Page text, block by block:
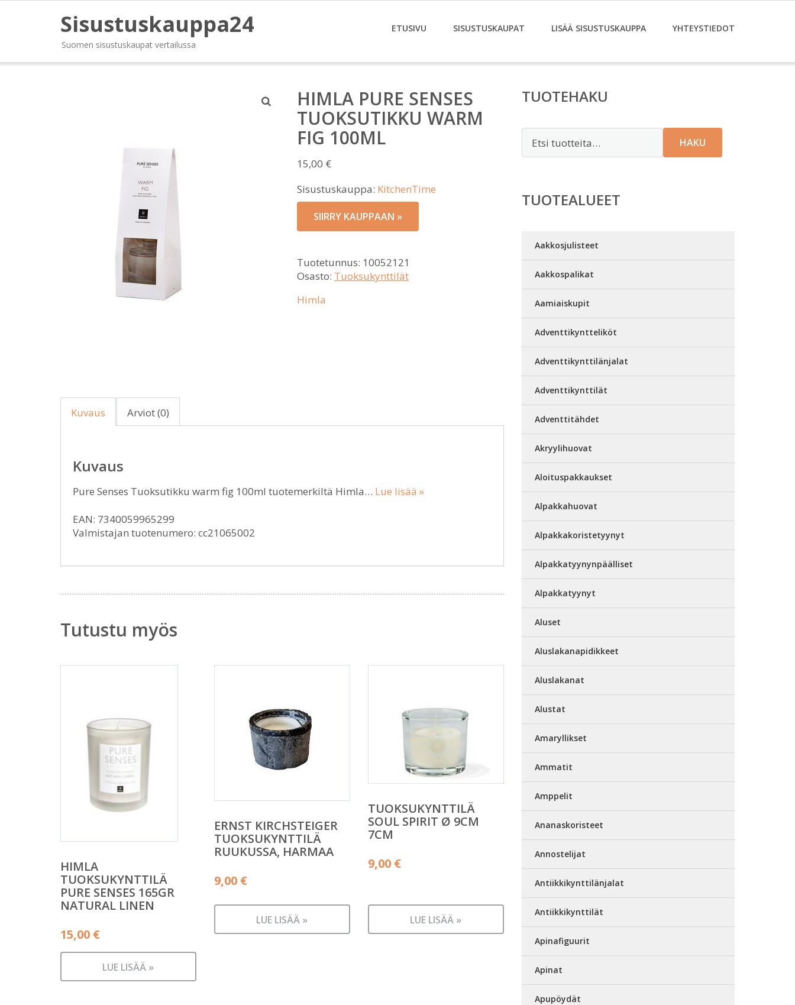
Sisustuskauppa24
Suomen sisustuskaupat vertailussa
ETUSIVU SISUSTUSKAUPAT LISÄÄ SISUSTUSKAUPPA YHTEYSTIEDOT
HIMLA PURE SENSES
TUOKSUTIKKU WARM
FIG 100ML
15,00 €
Sisustuskauppa: KitchenTime
SIIRRY KAUPPAAN »
Tuotetunnus: 10052121
Osasto: Tuoksukynttilät
Himla
Kuvaus Arviot (0)
Kuvaus
Pure Senses Tuoksutikku warm fig 100ml tuotemerkiltä Himla… Lue lisää »
EAN: 7340059965299
Valmistajan tuotenumero: cc21065002
Tutustu myös
HIMLA
TUOKSUKYNTTILÄ
PURE SENSES 165GR
NATURAL LINEN
15,00 €
LUE LISÄÄ »
ERNST KIRCHSTEIGER
TUOKSUKYNTTILÄ
RUUKUSSA, HARMAA
9,00 €
LUE LISÄÄ »
TUOKSUKYNTTILÄ
SOUL SPIRIT Ø 9CM
7CM
9,00 €
LUE LISÄÄ »
TUOTEHAKU
HAKU
TUOTEALUEET
Aakkosjulisteet
Aakkospalikat
Aamiaiskupit
Adventtikyntteliköt
Adventtikynttilänjalat
Adventtikynttilät
Adventtitähdet
Akryylihuovat
Aloituspakkaukset
Alpakkahuovat
Alpakkakoristetyynyt
Alpakkatyynynpäälliset
Alpakkatyynyt
Aluset
Aluslakanapidikkeet
Aluslakanat
Alustat
Amaryllikset
Ammatit
Amppelit
Ananaskoristeet
Annostelijat
Antiikkikynttilänjalat
Antiikkikynttilät
Apinafiguurit
Apinat
Apupöydät